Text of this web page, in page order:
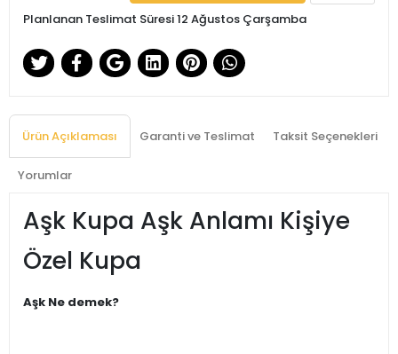
Planlanan Teslimat Süresi 12 Ağustos Çarşamba
Ürün Açıklaması Garanti ve Teslimat Taksit Seçenekleri
Yorumlar
Aşk Kupa Aşk Anlamı Kişiye
Özel Kupa
Aşk Ne demek?